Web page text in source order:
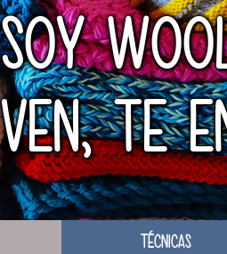
SOY
VEN, TE
TÉCNICAS